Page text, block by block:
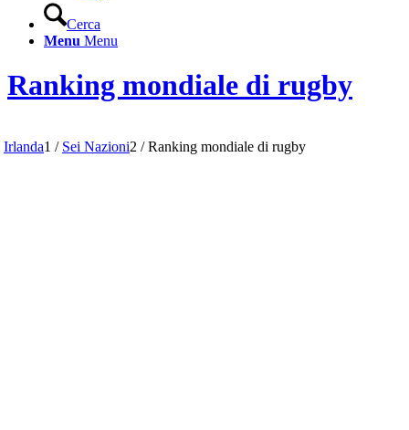
Cerca
Menu Menu
Ranking mondiale di rugby
Irlanda1 / Sei Nazioni2 / Ranking mondiale di rugby